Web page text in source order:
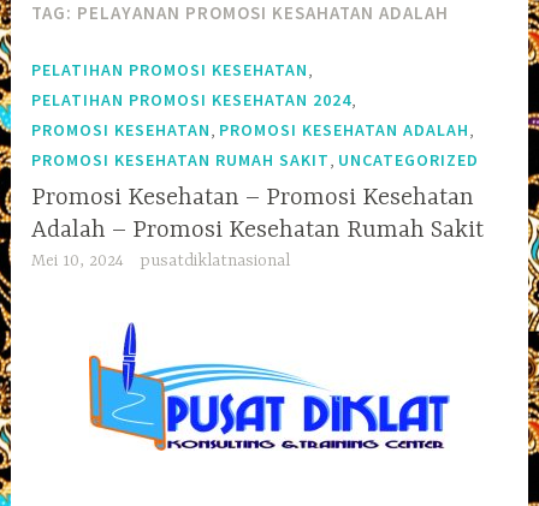
TAG: PELAYANAN PROMOSI KESAHATAN ADALAH
PELATIHAN PROMOSI KESEHATAN
PELATIHAN PROMOSI KESEHATAN 2024
PROMOSI KESEHATAN PROMOSI KESEHATAN ADALAH
PROMOSI KESEHATAN RUMAH SAKIT UNCATEGORIZED
Promosi Kesehatan – Promosi Kesehatan
Adalah – Promosi Kesehatan Rumah Sakit
Mei 10, 2024 pusatdiklatnasional